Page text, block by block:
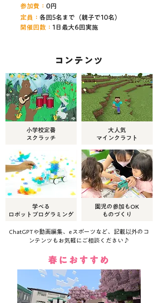
参加費： 0円
定員： 各回5名まで（親子で1 0名）
開催回数： 1日最大6回実施
​コンテンツ
小学校定番
​スクラッチ
学べる
ロボットプログラミング
大人気
​マインクラフト
園児の参加もOK
​ものづくり
ChatGPTや動画編集、eスポーツなど、記載以外のコ
ンテンツもお気軽にご相談ください♪
春におすすめ